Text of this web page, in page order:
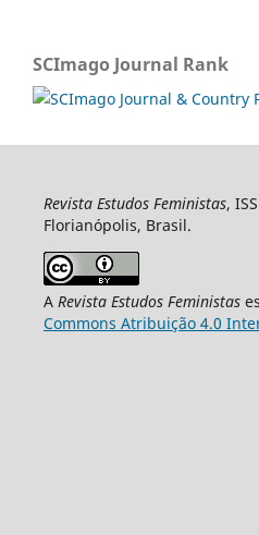
SCImago Journal Rank
Revista Estudos Feministas,
Florianópolis, Brasil.
A Revista Estudos Feministas
Commons Atribuição 4.0